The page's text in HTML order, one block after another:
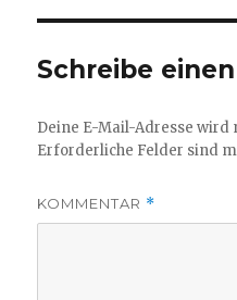
Schreibe
Deine E-Mail-Adresse
Erforderliche Felder sind
KOMMENTAR *